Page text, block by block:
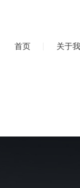
首页 关于